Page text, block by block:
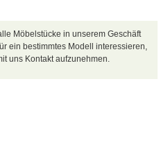
Möbelstücke in unserem Geschäft
ein bestimmtes Modell interessieren,
uns Kontakt aufzunehmen.